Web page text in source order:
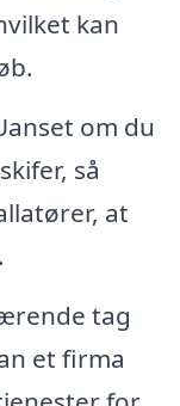
kan
om du
så
at
tag
et firma